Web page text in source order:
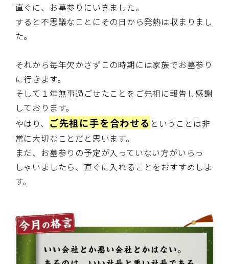
直ぐに、お墓参りにいきました。
すると不思議なことにその日から発熱は収まりまし
た。
それから毎年欠かさずこの時期には家族でお墓参り
に行きます。
そして１年無事過ごせたことをご先祖に報告し感謝
しております。
やはり、 ご先祖に手を合わせる ということは非
常に大切なことだと思います。
まだ、お墓参りの予定が入っていない方がいらっ
しゃいましたら、直ぐに入れることをおすすめしま
す。